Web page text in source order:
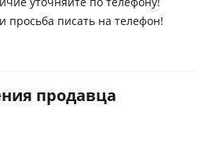
просьба писать на телефон!
продавца